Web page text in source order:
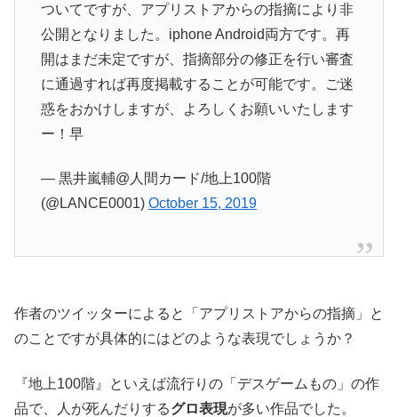
ついてですが、アプリストアからの指摘により非
公開となりました。iphone Android両方です。再
開はまだ未定ですが、指摘部分の修正を行い審査
に通過すれば再度掲載することが可能です。ご迷
惑をおかけしますが、よろしくお願いいたします
ー！早
— 黒井嵐輔@人間カード/地上100階
(@LANCE0001) October 15, 2019
作者のツイッターによると「アプリストアからの指摘」と
のことですが具体的にはどのような表現でしょうか？
『地上100階』といえば流行りの「デスゲームもの」の作
品で、人が死んだりするグロ表現が多い作品でした。